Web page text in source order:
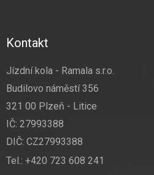
Kontakt
Jízdní kola - Ramala s.r.o.
Budilovo náměstí 356
321 00 Plzeň - Litice
IČ: 27993388
DIČ: CZ27993388
Tel.: +420 723 608 241